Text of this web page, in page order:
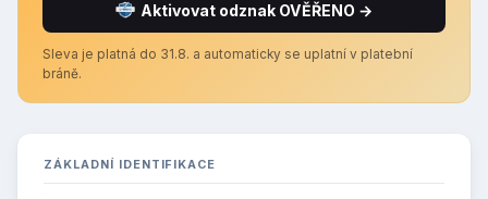
Aktivovat odznak OVĚŘENO →
Sleva je platná do 31.8. a automaticky se uplatní v platební
bráně.
ZÁKLADNÍ IDENTIFIKACE